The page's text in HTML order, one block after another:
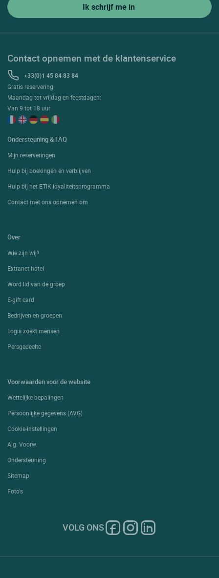
Contact opnemen met de klantenservice
+33(0)1 45 84 83 84
Gratis reservering
Maandag tot vrijdag en feestdagen:
Van 9 tot 18 uur
Ondersteuning & FAQ
Mijn reserveringen
Hulp bij boekingen en verblijven
Hulp bij het ETIK loyaliteitsprogramma
Contact met ons opnemen om
Over
Wie zijn wij?
Extranet hotel
Word lid van de groep
E-gift card
Bedrijven en groepen
Logis zoekt mensen
Persgedeelte
Voorwaarden voor de website
Wettelijke bepalingen
Persoonlijke gegevens (AVG)
Cookie-instellingen
Alg. Voorw.
Ondersteuning
Sitemap
Foto's
VOLG ONS